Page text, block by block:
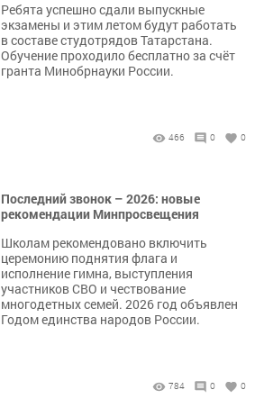
Ребята успешно сдали выпускные
экзамены и этим летом будут работать
в составе студотрядов Татарстана.
Обучение проходило бесплатно за счёт
гранта Минобрнауки России.
466 0 0
Последний звонок – 2026: новые
рекомендации Минпросвещения
Школам рекомендовано включить
церемонию поднятия флага и
исполнение гимна, выступления
участников СВО и чествование
многодетных семей. 2026 год объявлен
Годом единства народов России.
784 0 0